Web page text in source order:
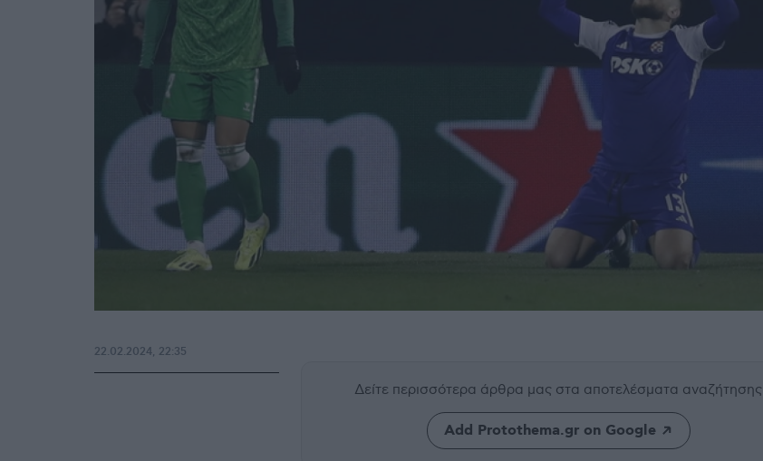
Δείτε περισσότερα άρθρα μας στα αποτελέσματα αναζήτησης
Add Protothema.gr on Google
22.02.2024, 22:35